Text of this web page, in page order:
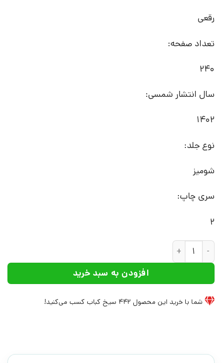
رقعی
تعداد صفحه:
240
سال انتشار شمسی:
1402
نوع جلد:
شومیز
سری چاپ:
2
کتاب گنج شایگان | انتشارات علم عدد
افزودن به سبد خرید
شما با خرید این محصول 442 سیخ کباب کسب می‌کنید!